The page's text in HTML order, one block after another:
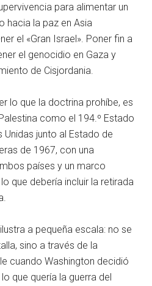
para alimentar un
hacia la paz en Asia
el «Gran Israel». Poner fin a
el genocidio en Gaza y
de Cisjordania.
lo que la doctrina prohíbe, es
como el 194.º Estado
junto al Estado de
de 1967, con una
países y un marco
que debería incluir la retirada
a pequeña escala: no se
sino a través de la
cuando Washington decidió
que quería la guerra del